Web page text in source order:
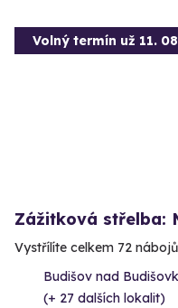
Volný termín už 11.
Zážitková střelba:
Vystřílíte celkem 72
Budišov nad
(+ 27 dalších lokalit)